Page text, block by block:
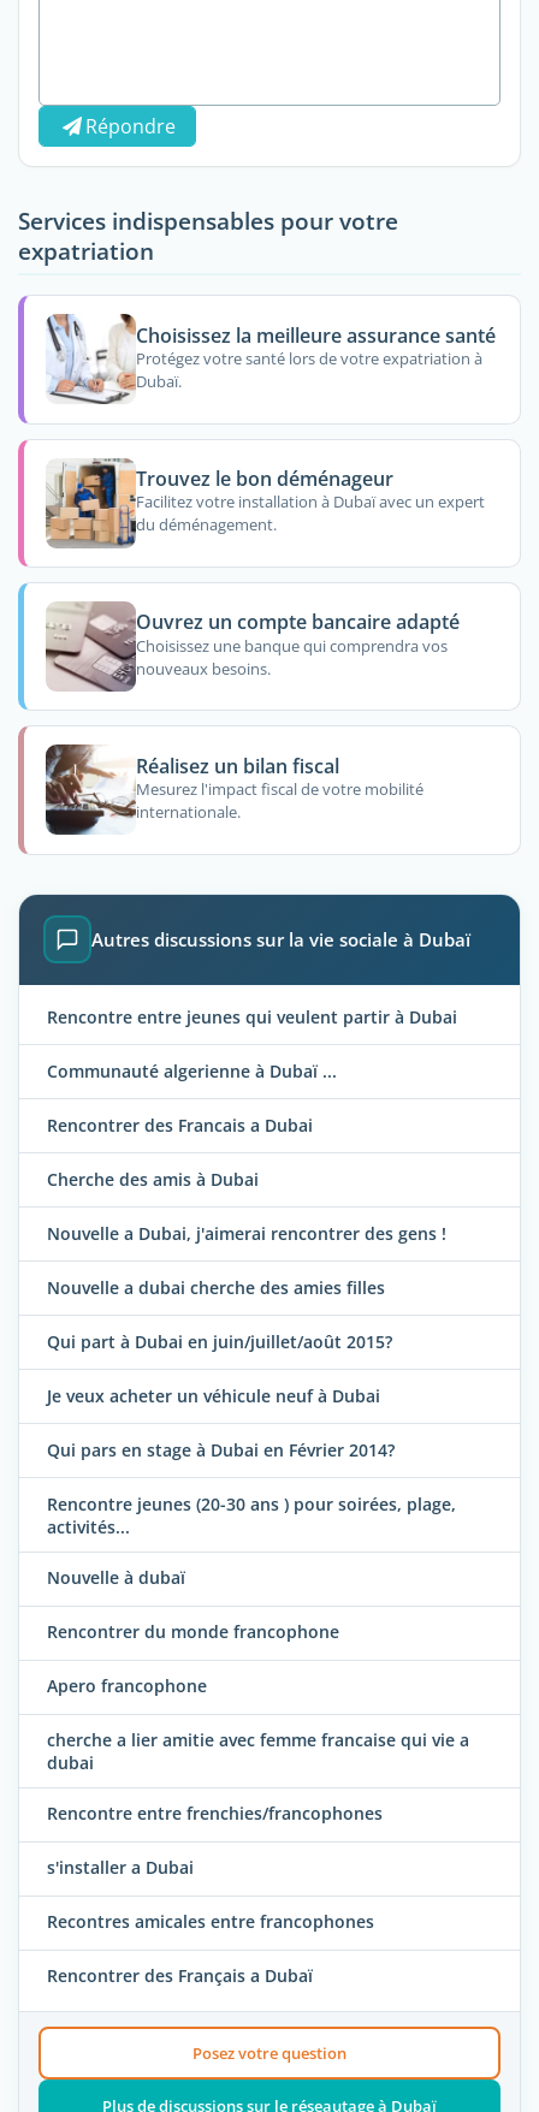
Répondre
Services indispensables pour votre
expatriation
Choisissez la meilleure assurance santé
Protégez votre santé lors de votre expatriation à
Dubaï.
Trouvez le bon déménageur
Facilitez votre installation à Dubaï avec un expert
du déménagement.
Ouvrez un compte bancaire adapté
Choisissez une banque qui comprendra vos
nouveaux besoins.
Réalisez un bilan fiscal
Mesurez l'impact fiscal de votre mobilité
internationale.
Autres discussions sur la vie sociale à Dubaï
Rencontre entre jeunes qui veulent partir à Dubai
Communauté algerienne à Dubaï ...
Rencontrer des Francais a Dubai
Cherche des amis à Dubai
Nouvelle a Dubai, j'aimerai rencontrer des gens !
Nouvelle a dubai cherche des amies filles
Qui part à Dubai en juin/juillet/août 2015?
Je veux acheter un véhicule neuf à Dubai
Qui pars en stage à Dubai en Février 2014?
Rencontre jeunes (20-30 ans ) pour soirées, plage,
activités...
Nouvelle à dubaï
Rencontrer du monde francophone
Apero francophone
cherche a lier amitie avec femme francaise qui vie a
dubai
Rencontre entre frenchies/francophones
s'installer a Dubai
Recontres amicales entre francophones
Rencontrer des Français a Dubaï
Posez votre question
Plus de discussions sur le réseautage à Dubaï